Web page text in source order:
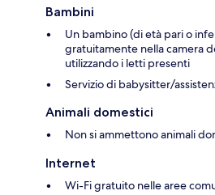
Bambini
Un bambino (di età pari o
gratuitamente nella camera
utilizzando i letti presenti
Servizio di babysitter/
Animali domestici
Non si ammettono animali
Internet
Wi-Fi gratuito nelle aree